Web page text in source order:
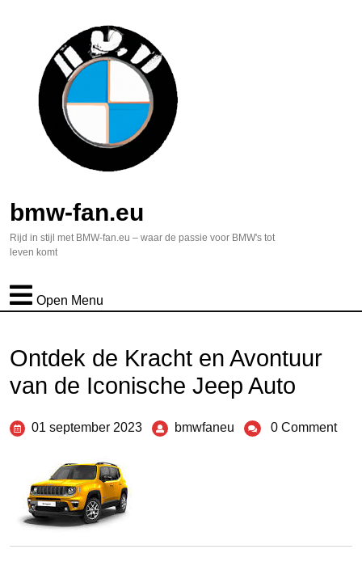
bmw-fan.eu
Rijd in stijl met BMW-fan.eu – waar de passie voor BMW's tot
leven komt
Open Menu
Ontdek de Kracht en Avontuur
van de Iconische Jeep Auto
01 september 2023 bmwfaneu 0 Comment